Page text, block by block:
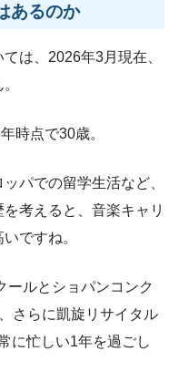
あるのか
は、2026年3月現在、
時点で30歳。
パでの留学生活など、
考えると、音楽キャリ
ですね。
ールとショパンコンク
さらに凱旋リサイタル
に忙しい1年を過ごし